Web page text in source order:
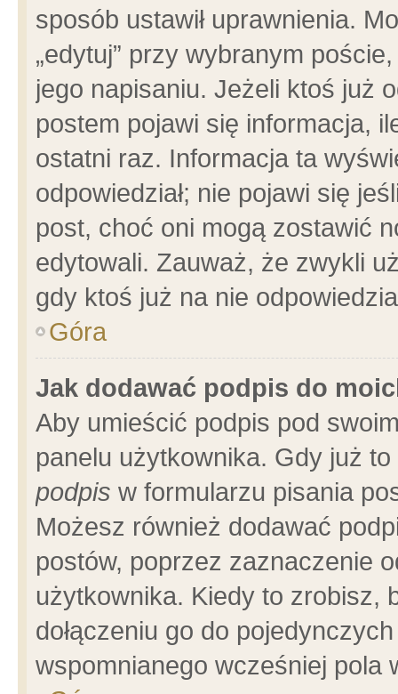
sposób ustawił uprawnienia.
„edytuj” przy wybranym
jego napisaniu. Jeżeli ktoś już
postem pojawi się informacja,
ostatni raz. Informacja ta
odpowiedział; nie pojawi się
post, choć oni mogą zostawić
edytowali. Zauważ, że zwykli
gdy ktoś już na nie
Góra
Jak dodawać podpis do
Aby umieścić podpis pod
panelu użytkownika. Gdy już
podpis w formularzu pisania
Możesz również dodawać
postów, poprzez zaznaczenie
użytkownika. Kiedy to zrobisz,
dołączeniu go do
wspomnianego wcześniej pola